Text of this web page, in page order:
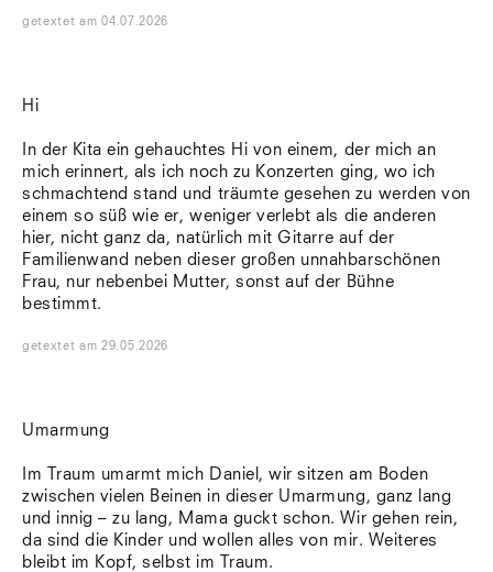
getextet am04.07.2026
Hi
In der Kita ein gehauchtes Hi von einem, der mich an
mich erinnert, als ich noch zu Konzerten ging, wo ich
schmachtend stand und träumte gesehen zu werden von
einem so süß wie er, weniger verlebt als die anderen
hier, nicht ganz da, natürlich mit Gitarre auf der
Familienwand neben dieser großen unnahbarschönen
Frau, nur nebenbei Mutter, sonst auf der Bühne
bestimmt.
getextet am29.05.2026
Umarmung
Im Traum umarmt mich Daniel, wir sitzen am Boden
zwischen vielen Beinen in dieser Umarmung, ganz lang
und innig – zu lang, Mama guckt schon. Wir gehen rein,
da sind die Kinder und wollen alles von mir. Weiteres
bleibt im Kopf, selbst im Traum.